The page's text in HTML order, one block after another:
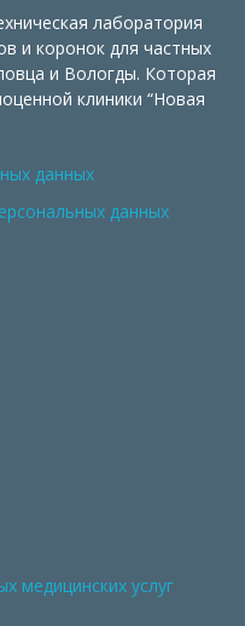
лаборатория
и коронок для частных
и Вологды. Которая
клиники “Новая
данных
данных
медицинских услуг